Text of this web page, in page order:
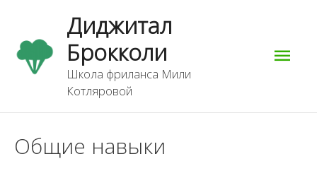
содержимому
Диджитал
Брокколи
Школа фриланса Мили
Котляровой
Общие навыки